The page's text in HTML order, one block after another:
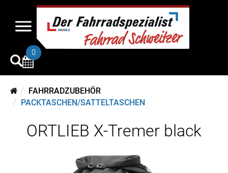
0
FAHRRADZUBEHÖR
PACKTASCHEN/SATTELTASCHEN
ORTLIEB X-Tremer black